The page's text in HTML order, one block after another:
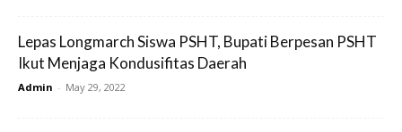
Lepas Longmarch Siswa PSHT, Bupati Berpesan PSHT
Ikut Menjaga Kondusifitas Daerah
Admin - May 29, 2022